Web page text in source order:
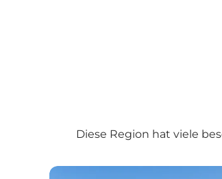
Diese Region hat viele
Øster Hurup - Mit der